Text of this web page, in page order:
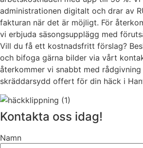
administrationen digitalt och drar av
fakturan när det är möjligt. För
vi erbjuda säsongsupplägg med
Vill du få ett kostnadsfritt förslag?
och bifoga gärna bilder via vårt
återkommer vi snabbt med rådgivning
skräddarsydd offert för din häck i
Kontakta oss idag!
Namn